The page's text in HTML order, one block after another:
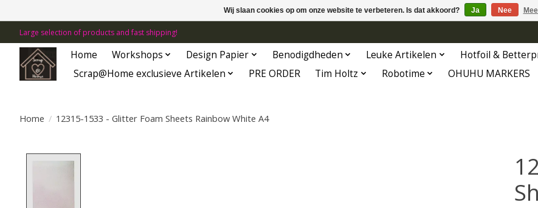
Large selection of products and fast shipping!
Home Workshops Design Papier Benodigdheden Leuke Artikelen Hotfoil &
Scrap@Home exclusieve Artikelen
PRE ORDER Tim Holtz Robotime OHUHU MARKERS
Home / 12315-1533 - Glitter Foam Sheets Rainbow White A4
Wij slaan cookies op om onze website te verbeteren. Is dat akkoord? Ja Nee